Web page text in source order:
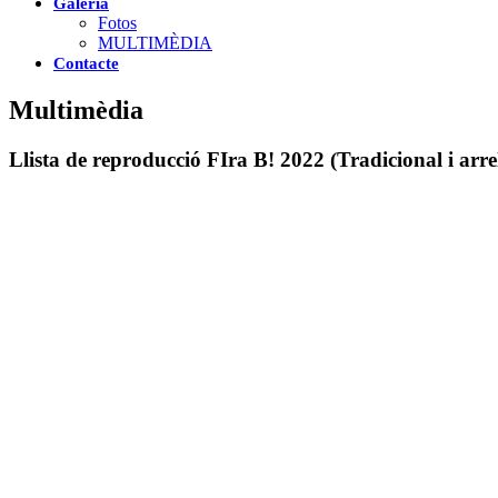
Fotos
MULTIMÈDIA
Contacte
Multimèdia
Llista de reproducció FIra B! 2022 (Tradicional i